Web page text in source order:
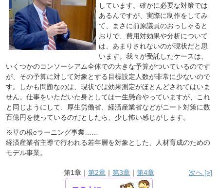
しています。確かに必要な対策では
あるんですが、実際に制作をしてみ
て、まさに前原議員のおっしゃると
おりで、費用対効果や分析について
は、あまりされないのが現状だと思
います。我々が受託したケースは、
いくつかのコンソーシアム全体での大きな予算がついているのです
が、その予算に対して対象とする目標設定人数が非常に少ないので
す。しかも問題なのは、現状では効果測定がほとんどされてはいま
せん。仕事をいただいた身としては一生懸命やっていますが、これ
と同じようにして、厚生労働省、経済産業省などがニート対策に数
百億円を使っているのだとしたら、少し怖い感じがします。
※草の根eラーニング事業……
経済産業省主導で行われる若年層を対象とした、人材育成のための
モデル事業。
次へ [>]
第1章｜ 第2章 ｜ 第3章 ｜ 第4章